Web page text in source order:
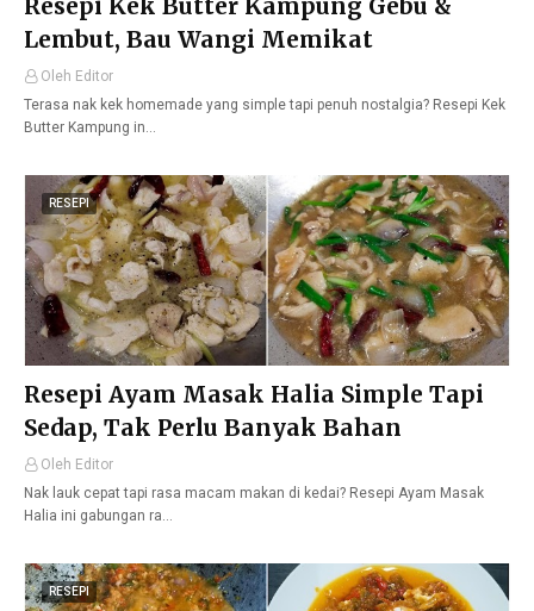
Resepi Kek Butter Kampung Gebu &
Lembut, Bau Wangi Memikat
Oleh Editor
Terasa nak kek homemade yang simple tapi penuh nostalgia? Resepi Kek
Butter Kampung in…
RESEPI
Resepi Ayam Masak Halia Simple Tapi
Sedap, Tak Perlu Banyak Bahan
Oleh Editor
Nak lauk cepat tapi rasa macam makan di kedai? Resepi Ayam Masak
Halia ini gabungan ra…
RESEPI